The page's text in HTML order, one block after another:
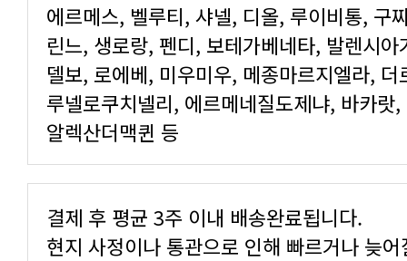
에르메스, 벨루티, 샤넬, 디올, 루이비통, 구
린느, 생로랑, 펜디, 보테가베네타, 발렌시
델보, 로에베, 미우미우, 메종마르지엘라,
루넬로쿠치넬리, 에르메네질도제냐, 바카랏
알렉산더맥퀸 등
결제 후 평균 3주 이내 배송완료됩니다.
현지 사정이나 통관으로 인해 빠르거나 늦